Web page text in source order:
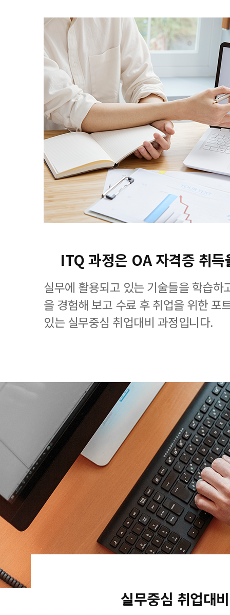
ITQ 과정은 OA 자격증 취
실무에 활용되고 있는 기술들을 학습하
을 경험해 보고 수료 후 취업을 위한 포
있는 실무중심 취업대비 과정입니다.
실무중심 취업대